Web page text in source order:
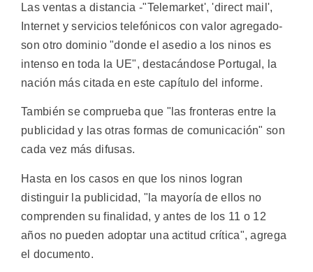
Las ventas a distancia -"Telemarket', 'direct mail',
Internet y servicios telefónicos con valor agregado-
son otro dominio "donde el asedio a los ninos es
intenso en toda la UE", destacándose Portugal, la
nación más citada en este capítulo del informe.
También se comprueba que "las fronteras entre la
publicidad y las otras formas de comunicación" son
cada vez más difusas.
Hasta en los casos en que los ninos logran
distinguir la publicidad, "la mayoría de ellos no
comprenden su finalidad, y antes de los 11 o 12
años no pueden adoptar una actitud crítica", agrega
el documento.